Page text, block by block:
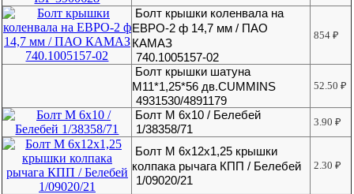
Болт крышки коленвала на
ЕВРО-2 ф 14,7 мм / ПАО
КАМАЗ
740.1005157-02
854₽
Болт крышки шатуна
М11*1,25*56 дв.CUMMINS
4931530/4891179
52.50₽
Болт М 6х10 / Белебей
1/38358/71
3.90₽
Болт М 6х12х1,25 крышки
колпака рычага КПП / Белебей
1/09020/21
2.30₽